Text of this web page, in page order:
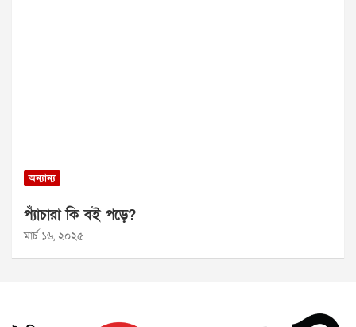
অন্যান্য
প্যাঁচারা কি বই পড়ে?
মার্চ ১৬, ২০২৫